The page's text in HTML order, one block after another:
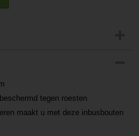
tegen roesten
maakt u met deze inbusbouten